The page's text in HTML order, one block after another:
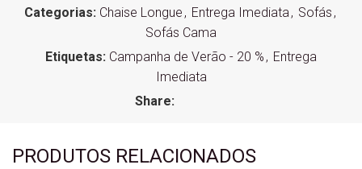
Categorias: Chaise Longue , Entrega Imediata, Sofás ,
Sofás Cama
Etiquetas: Campanha de Verão - 20 % , Entrega
Imediata
Share:
PRODUTOS RELACIONADOS